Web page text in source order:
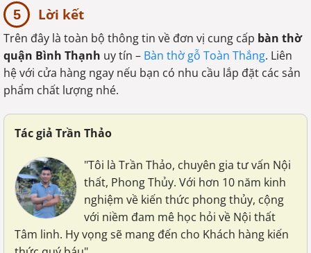
Lời kết
Trên đây là toàn bộ thông tin về đơn vị cung cấp bàn thờ
quận Bình Thạnh uy tín – Bàn thờ gỗ Toàn Thắng. Liên
hệ với cửa hàng ngay nếu bạn có nhu cầu lắp đặt các sản
phẩm chất lượng nhé.
Tác giả Trần Thảo
"Tôi là Trần Thảo, chuyên gia tư vấn Nội
thất, Phong Thủy. Với hơn 10 năm kinh
nghiệm về kiến thức phong thủy, cộng
với niềm đam mê học hỏi về Nội thất
Tâm linh. Hy vọng sẽ mang đến cho Khách hàng kiến